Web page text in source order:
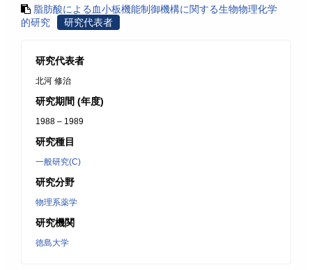
脂肪酸による血小板機能制御機構に関する生物物理化学
的研究
研究代表者
研究代表者
北河 修治
研究期間 (年度)
1988 – 1989
研究種目
一般研究(C)
研究分野
物理系薬学
研究機関
徳島大学